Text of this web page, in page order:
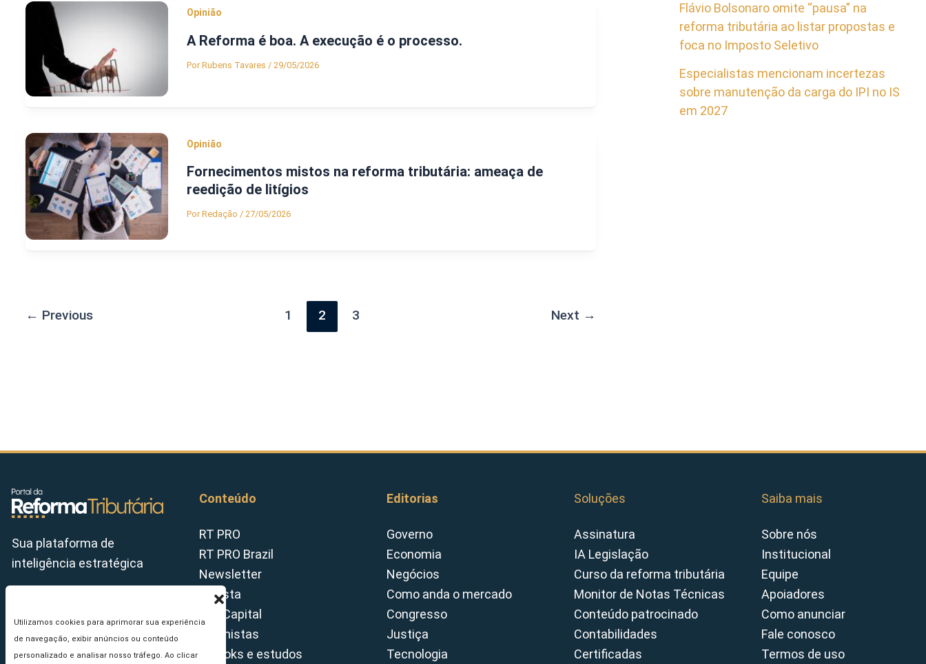
Utilizamos cookies para aprimorar sua experiência
de navegação, exibir anúncios ou conteúdo
personalizado e analisar nosso tráfego. Ao clicar
Opinião
A Reforma é boa. A execução é o processo.
PorRubens Tavares / 29/05/2026
Opinião
Fornecimentos mistos na reforma tributária: ameaça de
reedição de litígios
PorRedação / 27/05/2026
← Previous 1 2 3 Next →
Flávio Bolsonaro omite “pausa” na
reforma tributária ao listar propostas e
foca no Imposto Seletivo
Especialistas mencionam incertezas
sobre manutenção da carga do IPI no IS
em 2027
Sua plataforma de
inteligência estratégica
Conteúdo
RT PRO
RT PRO Brazil
Newsletter
Revista
Tax Capital
Colunistas
E-books e estudos
Editorias
Governo
Economia
Negócios
Como anda o mercado
Congresso
Justiça
Tecnologia
Soluções
Assinatura
IA Legislação
Curso da reforma tributária
Monitor de Notas Técnicas
Conteúdo patrocinado
Contabilidades
Certificadas
Saiba mais
Sobre nós
Institucional
Equipe
Apoiadores
Como anunciar
Fale conosco
Termos de uso